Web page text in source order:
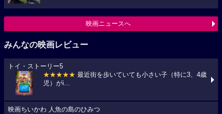
映画ニュースへ
みんなの映画レビュー
トイ・ストーリー5
★★★★★ 最近街を歩いていても小さい子（特に3、4歳
児）がi...
映画ちいかわ 人魚の島のひみつ